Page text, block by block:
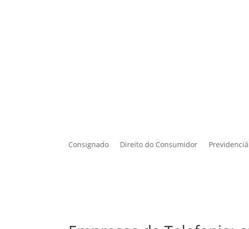
Consignado Direito do Consumidor